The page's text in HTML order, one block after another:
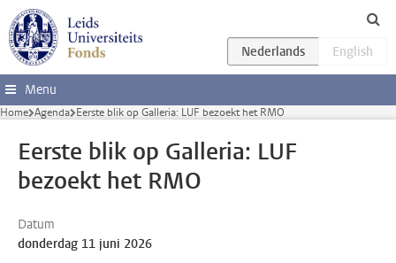
Ga direct naar de inhoud
Menu
Home Agenda Eerste blik op Galleria: LUF bezoekt het RMO
Eerste blik op Galleria: LUF
bezoekt het RMO
Datum
donderdag 11 juni 2026